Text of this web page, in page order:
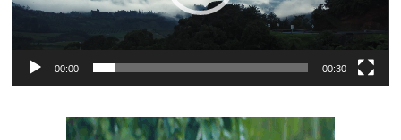
00:00 00:30